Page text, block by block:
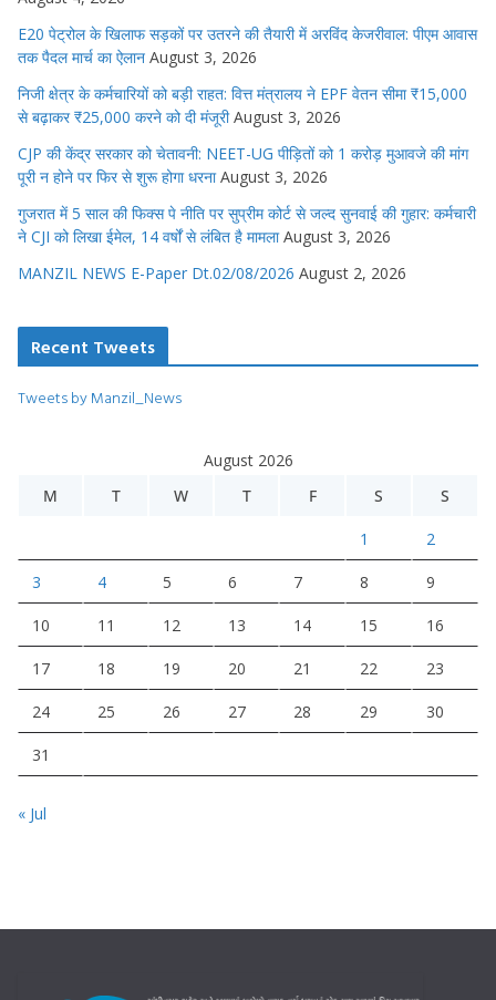
E20 पेट्रोल के खिलाफ सड़कों पर उतरने की तैयारी में अरविंद केजरीवाल: पीएम आवास
तक पैदल मार्च का ऐलान August 3, 2026
निजी क्षेत्र के कर्मचारियों को बड़ी राहत: वित्त मंत्रालय ने EPF वेतन सीमा ₹15,000
से बढ़ाकर ₹25,000 करने को दी मंजूरी August 3, 2026
CJP की केंद्र सरकार को चेतावनी: NEET-UG पीड़ितों को 1 करोड़ मुआवजे की मांग
पूरी न होने पर फिर से शुरू होगा धरना August 3, 2026
गुजरात में 5 साल की फिक्स पे नीति पर सुप्रीम कोर्ट से जल्द सुनवाई की गुहार: कर्मचारी
ने CJI को लिखा ईमेल, 14 वर्षों से लंबित है मामला August 3, 2026
MANZIL NEWS E-Paper Dt.02/08/2026 August 2, 2026
Recent Tweets
Tweets by Manzil_News
August 2026
M
T W T F S S
1 2
3 4 5 6 7 8 9
10 11 12 13 14 15 16
17 18 19 20 21 22 23
24 25 26 27 28 29 30
31
« Jul